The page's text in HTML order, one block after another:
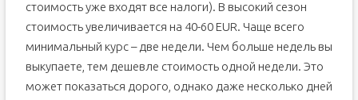
стоимость уже входят все налоги). В высокий сезон
стоимость увеличивается на 40-60 EUR. Чаще всего
минимальный курс – две недели. Чем больше недель вы
выкупаете, тем дешевле стоимость одной недели. Это
может показаться дорого, однако даже несколько дней